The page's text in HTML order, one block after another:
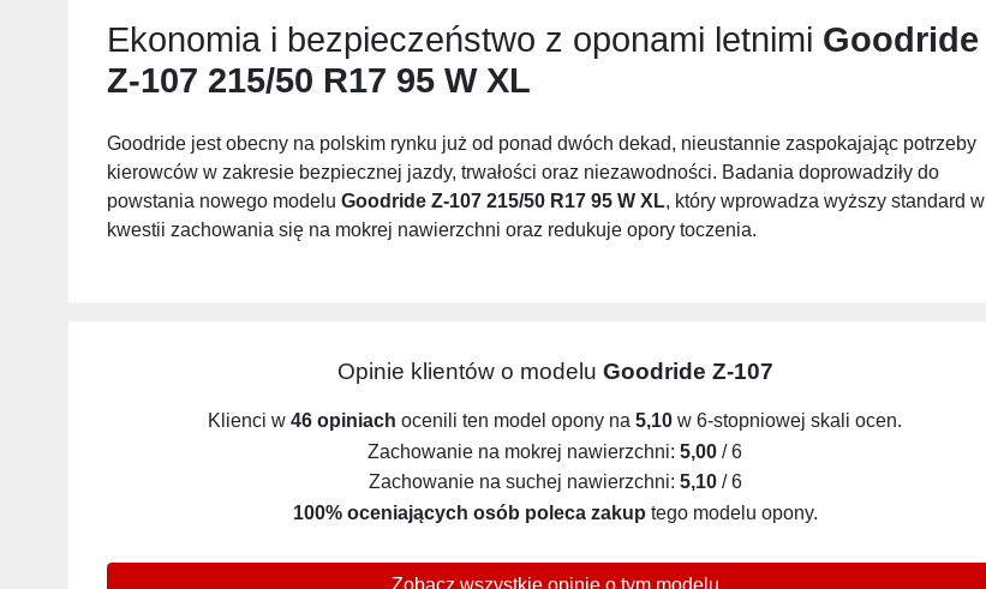
Ekonomia i bezpieczeństwo z oponami letnimi Goodride
Z-107 215/50 R17 95 W XL
Goodride jest obecny na polskim rynku już od ponad dwóch dekad, nieustannie zaspokajając potrzeby
kierowców w zakresie bezpiecznej jazdy, trwałości oraz niezawodności. Badania doprowadziły do
powstania nowego modelu Goodride Z-107 215/50 R17 95 W XL, który wprowadza wyższy standard w
kwestii zachowania się na mokrej nawierzchni oraz redukuje opory toczenia.
Opinie klientów o modelu Goodride Z-107
Klienci w 46 opiniach ocenili ten model opony na 5,10 w 6-stopniowej skali ocen.
Zachowanie na mokrej nawierzchni: 5,00 / 6
Zachowanie na suchej nawierzchni: 5,10/ 6
100% oceniających osób poleca zakup tego modelu opony.
Zobacz wszystkie opinie o tym modelu